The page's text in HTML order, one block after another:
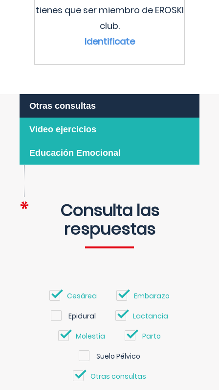
tienes que ser miembro de EROSKI
club.
Identificate
Otras consultas
Video ejercicios
Educación Emocional
Consulta las
respuestas
Cesárea Embarazo
Epidural Lactancia
Molestia Parto
Suelo Pélvico
Otras consultas